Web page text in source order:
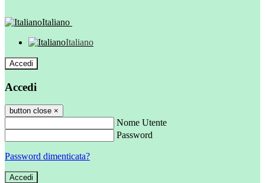
Italiano
Italiano
Accedi
Accedi
button close ×
Nome Utente
Password
Password dimenticata?